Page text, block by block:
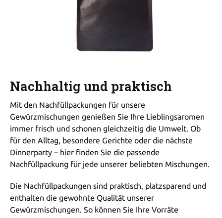
Nachhaltig und praktisch
Mit den Nachfüllpackungen für unsere
Gewürzmischungen genießen Sie Ihre Lieblingsaromen
immer frisch und schonen gleichzeitig die Umwelt. Ob
für den Alltag, besondere Gerichte oder die nächste
Dinnerparty – hier finden Sie die passende
Nachfüllpackung für jede unserer beliebten Mischungen.
Die Nachfüllpackungen sind praktisch, platzsparend und
enthalten die gewohnte Qualität unserer
Gewürzmischungen. So können Sie Ihre Vorräte